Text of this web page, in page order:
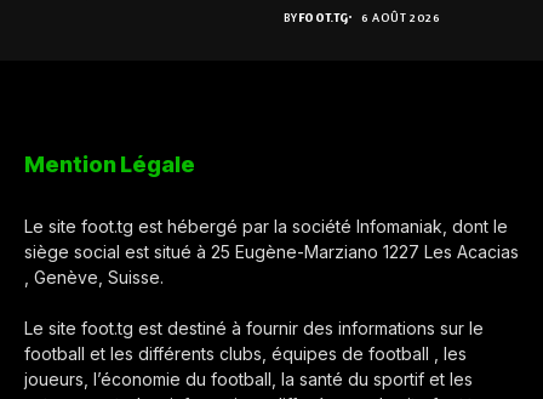
BYFOOT.TG 6 AOÛT 2026
Mention Légale
Le site foot.tg est hébergé par la société Infomaniak, dont le
siège social est situé à 25 Eugène-Marziano 1227 Les Acacias
, Genève, Suisse.
Le site foot.tg est destiné à fournir des informations sur le
football et les différents clubs, équipes de football , les
joueurs, l’économie du football, la santé du sportif et les